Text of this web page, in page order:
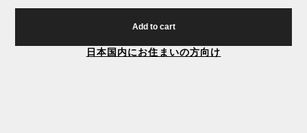
Add to cart
日本国内にお住まいの方向け